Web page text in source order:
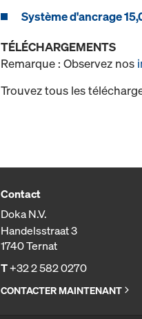
Système d'ancrage
TÉLÉCHARGEMENTS
Remarque : Observez nos
Trouvez tous les
Contact
Doka N.V.
Handelsstraat 3
1740 Ternat
T+32 2 582 0270
CONTACTER MAINTENANT